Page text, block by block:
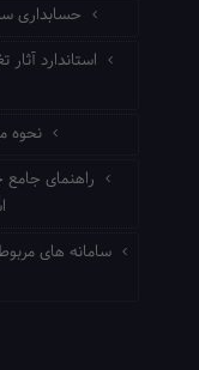
حسابداری
استاندارد
نحوه
راهنمای
سامانه های